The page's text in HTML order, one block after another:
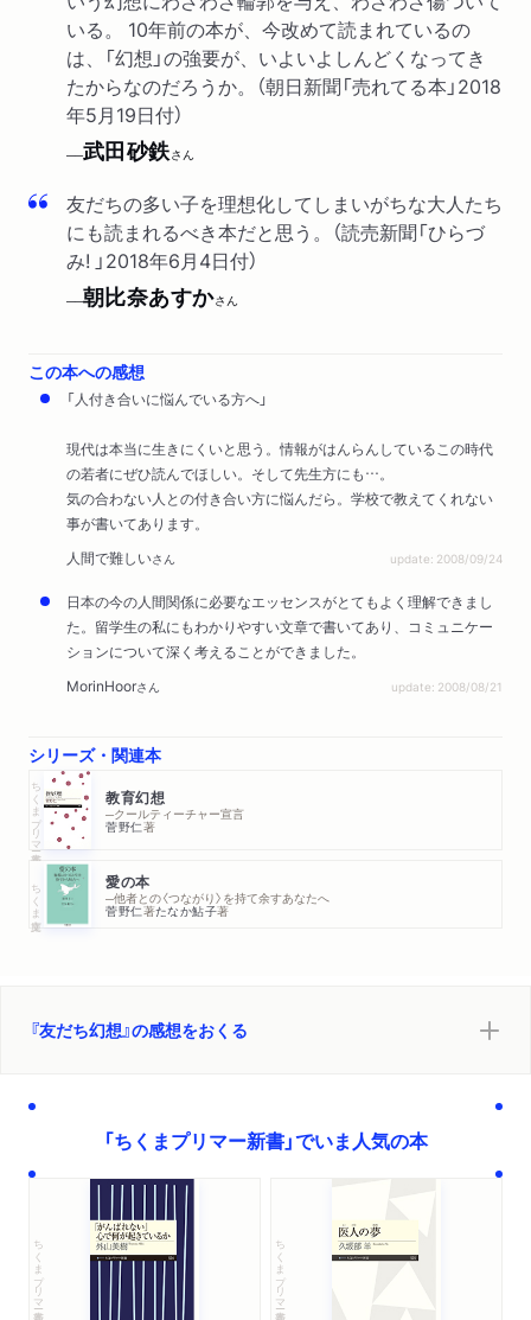
ラジオ茨城FM「FMだいご」の「7色！図書委員会。」で紹介され
ました。
2018/05/25
早稲田塾ブログ「ワセダネ」の“受験生必見！おすすめブック
NAVI”で紹介されました
TV2018/05/25
NBC長崎放送「Ｎスタプラス長崎」の「カルチャーウォッチ」コー
ナーでメトロ書店本店・川崎綾子さんに紹介されました
2018/05/23
新聞
京都新聞で紹介されました。
2018/05/19
朝日新聞「売れてる本」で紹介されました。（評者：武田砂
鉄さん）
新聞之新聞で紹介されました。
2018/05/13
信濃毎日新聞で紹介されました。
時事通信より「人気の本」として記事が配信されました。
新聞2018/05/10
山形新聞で紹介されました。
新聞 2018/04/26
共同通信より「売れてる本」として記事が配信されました。
2018/04/14
日本テレビ「世界一受けたい授業」で又吉直樹さんに紹介さ
れました。
新聞 2017/06/06
朝日新聞で紹介されました。
いる。 10年前の本が、今改めて読まれているの
は、「幻想」の強要が、いよいよしんどくなってき
たからなのだろうか。（朝日新聞「売れてる本」2018
年5月19日付）
──武田砂鉄さん
友だちの多い子を理想化してしまいがちな大人たち
にも読まれるべき本だと思う。（読売新聞「ひらづ
み! 」2018年6月4日付）
──朝比奈あすかさん
この本への感想
「人付き合いに悩んでいる方へ」
現代は本当に生きにくいと思う。情報がはんらんしているこの時代
の若者にぜひ読んでほしい。そして先生方にも…。
気の合わない人との付き合い方に悩んだら。学校で教えてくれない
事が書いてあります。
人間で難しいさん update: 2008/09/24
日本の今の人間関係に必要なエッセンスがとてもよく理解できまし
た。留学生の私にもわかりやすい文章で書いてあり、コミュニケー
ションについて深く考えることができました。
MorinHoorさん update: 2008/08/21
シリーズ・関連本
ちくまプリマー新書 教育幻想
─クールティーチャー宣言
菅野仁著
ちくま文庫 愛の本
─他者との〈つながり〉を持て余すあなたへ
菅野仁著たなか鮎子著
『友だち幻想』の感想をおくる
「ちくまプリマー新書」でいま人気の本
ちくまプリマー新書 ちくまプリマー新書